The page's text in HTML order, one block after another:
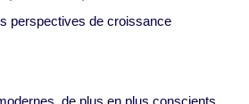
perspectives de croissance